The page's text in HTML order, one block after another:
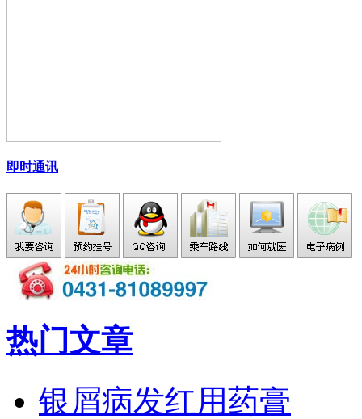
即时通讯
热门文章
银屑病发红用药膏